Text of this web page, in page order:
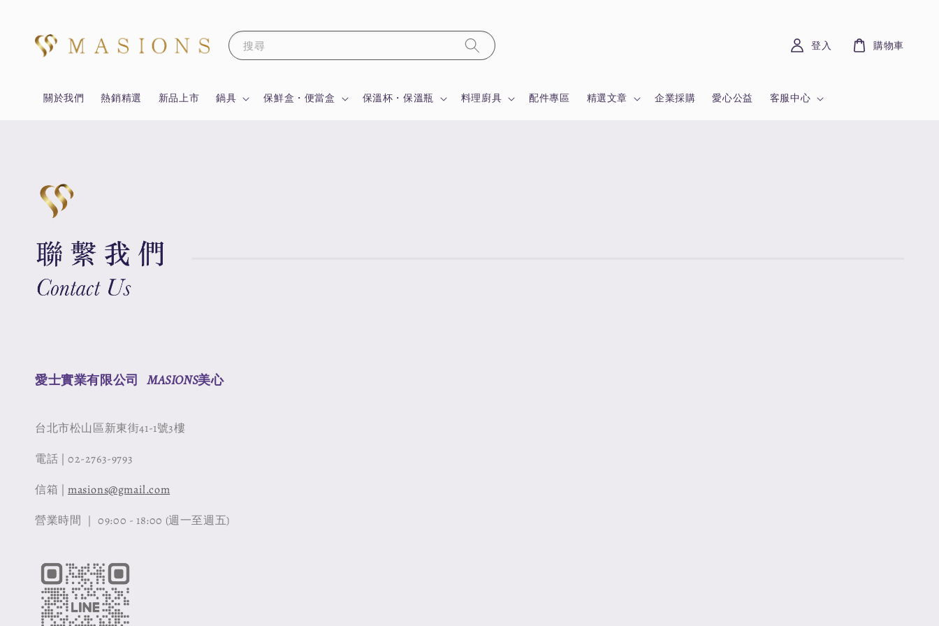
搜尋
關於我們 熱銷精選 新品上市 鍋具 保鮮盒・便當盒 保溫杯・保溫瓶 料理廚具 配件專區 精選文章 企業採購 愛心公益 客服中心
登入 購物車
愛士實業有限公司 MASIONS美心
台北市松山區新東街41-1號3樓
電話 | 02-2763-9793
信箱 | masions@gmail.com
營業時間 ｜ 09:00 - 18:00 (週一至週五)